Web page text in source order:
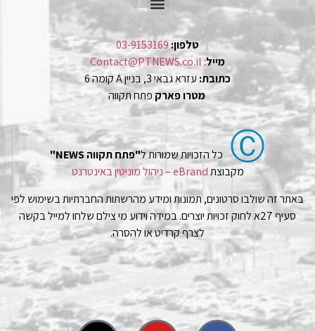
טלפון:03-9153169
מייל:
Contact@PTNEWS.co.il
כתובת: עזרא גבאי 3, בניין A קומה 6
מטרו פארק פתח תקווה
Ⓒ כל הזכויות שמורות ל"פתח תקווה NEWS"
מקבוצתeBrand – ניהול מוניטין באינטרנט
באתר זה שולבו סרטונים, תמונות ומידע מהרשתות החברתיות בשימוש לפי
סעיף 27א לחוק זכויות יוצרים. במידה וידוע מי צילם שלחו למייל בקשה
לצרף קרדיט או להסרה.